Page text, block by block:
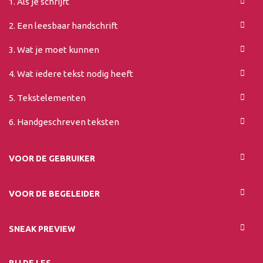
2. Een leesbaar handschrift
3. Wat je moet kunnen
4. Wat iedere tekst nodig heeft
5. Tekstelementen
6. Handgeschreven teksten
VOOR DE GEBRUIKER
VOOR DE BEGELEIDER
SNEAK PREVIEW